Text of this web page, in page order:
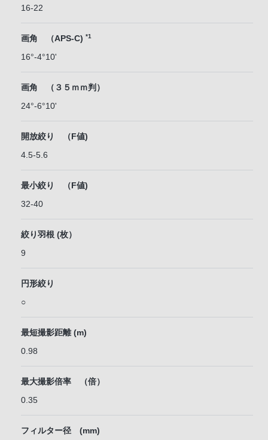
16-22
画角 （APS-C) *1
16°-4°10'
画角 （３５ｍｍ判）
24°-6°10'
開放絞り （F値)
4.5-5.6
最小絞り （F値)
32-40
絞り羽根 (枚）
9
円形絞り
○
最短撮影距離 (m)
0.98
最大撮影倍率 （倍）
0.35
フィルター径 (mm)